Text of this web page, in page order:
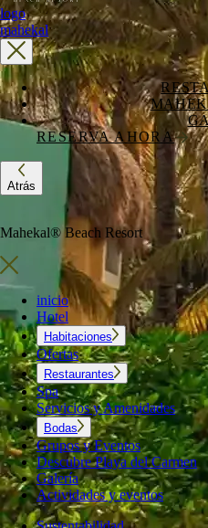
logo
mahekal
RESERVA AHORA
Atrás
Mahekal® Beach Resort
inicio
Hotel
Habitaciones
Ofertas
Restaurantes
Spa
Servicios y Amenidades
Bodas
Grupos y Eventos
Descubre Playa del Carmen
Galería
Actividades y eventos